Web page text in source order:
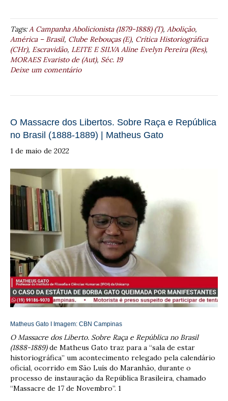
Tags:A Campanha Abolicionista (1879-1888) (T), Abolição,
América – Brasil, Clube Rebouças (E), Crítica Historiográfica
(CHr), Escravidão, LEITE E SILVA Aline Evelyn Pereira (Res),
MORAES Evaristo de (Aut), Séc. 19
Deixe um comentário
O Massacre dos Libertos. Sobre Raça e República
no Brasil (1888-1889) | Matheus Gato
1 de maio de 2022
Matheus Gato I Imagem: CBN Campinas
O Massacre dos Liberto. Sobre Raça e República no Brasil
(1888-1889)de Matheus Gato traz para a “sala de estar
historiográfica” um acontecimento relegado pela calendário
oficial, ocorrido em São Luís do Maranhão, durante o
processo de instauração da República Brasileira, chamado
“Massacre de 17 de Novembro”. 1